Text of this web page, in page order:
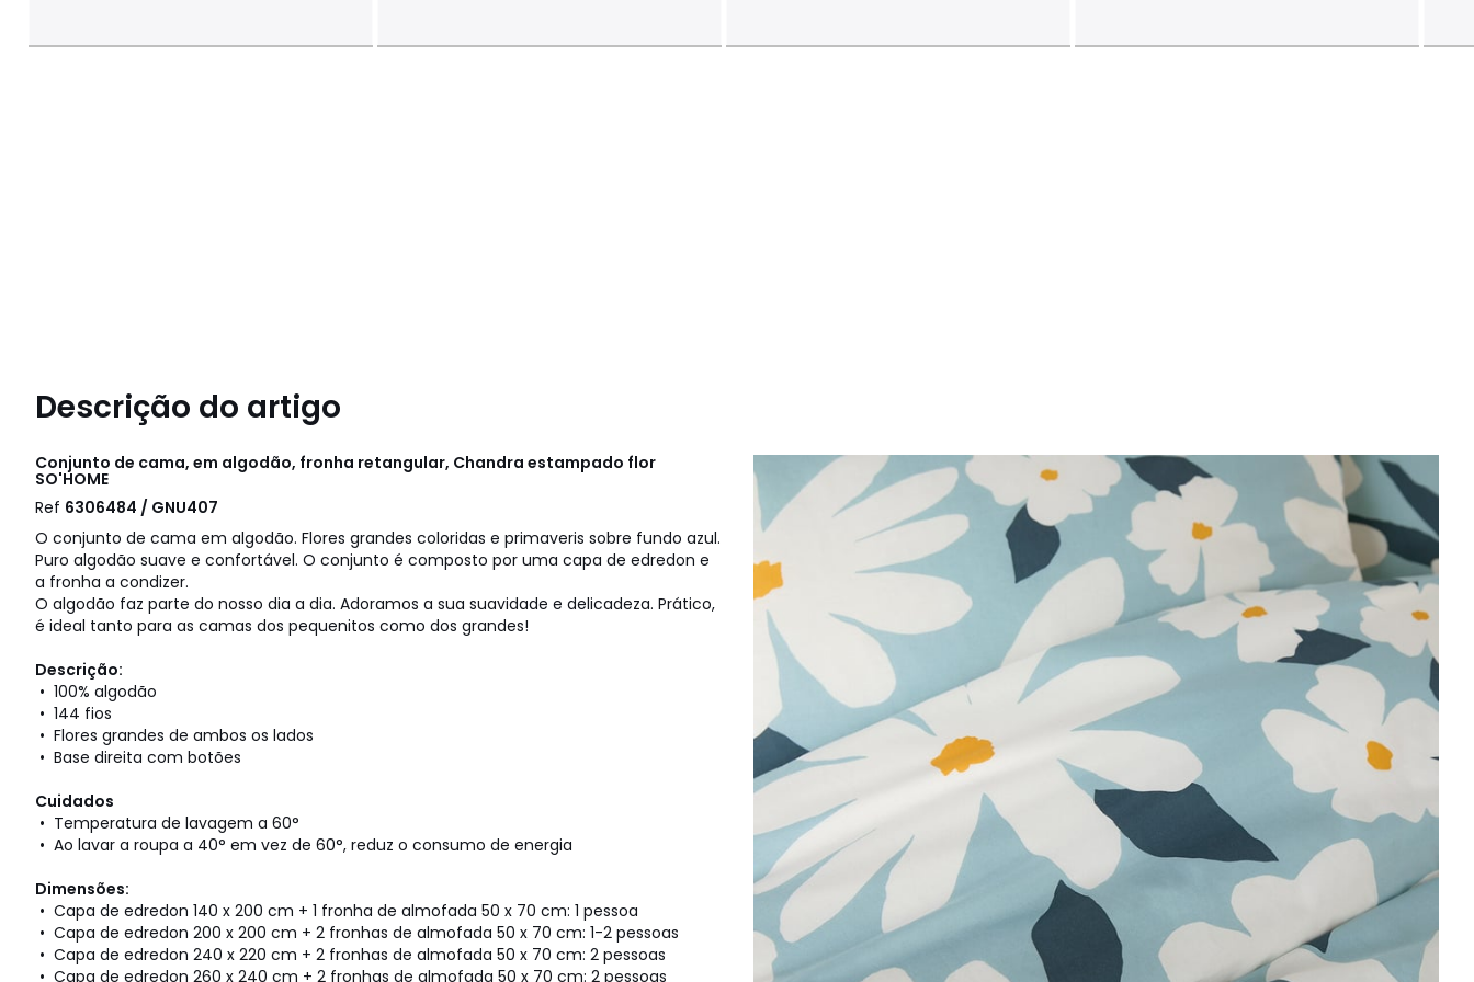
Descrição do artigo
Conjunto de cama, em algodão, fronha retangular, Chandra estampado flor
SO'HOME
Ref 6306484 / GNU407
O conjunto de cama em algodão. Flores grandes coloridas e primaveris sobre fundo azul.
Puro algodão suave e confortável. O conjunto é composto por uma capa de edredon e
a fronha a condizer.
O algodão faz parte do nosso dia a dia. Adoramos a sua suavidade e delicadeza. Prático,
é ideal tanto para as camas dos pequenitos como dos grandes!
Descrição:
• 100% algodão
• 144 fios
• Flores grandes de ambos os lados
• Base direita com botões
Cuidados
• Temperatura de lavagem a 60°
• Ao lavar a roupa a 40° em vez de 60°, reduz o consumo de energia
Dimensões:
• Capa de edredon 140 x 200 cm + 1 fronha de almofada 50 x 70 cm: 1 pessoa
• Capa de edredon 200 x 200 cm + 2 fronhas de almofada 50 x 70 cm: 1-2 pessoas
• Capa de edredon 240 x 220 cm + 2 fronhas de almofada 50 x 70 cm: 2 pessoas
• Capa de edredon 260 x 240 cm + 2 fronhas de almofada 50 x 70 cm: 2 pessoas